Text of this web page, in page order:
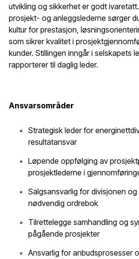
utvikling og sikkerhet er godt
prosjekt- og anleggslederne sørger
kultur for prestasjon,
som sikrer kvalitet i
kunder. Stillingen inngår i selskapets
rapporterer til daglig leder.
Ansvarsområder
Strategisk leder for
resultatansvar
Løpende oppfølging av
prosjektlederne i
Salgsansvarlig for divisjonen og
nødvendig ordrebok
Tilrettelegge samhandling og
pågående prosjekter
Ansvarlig for anbudsprosesser